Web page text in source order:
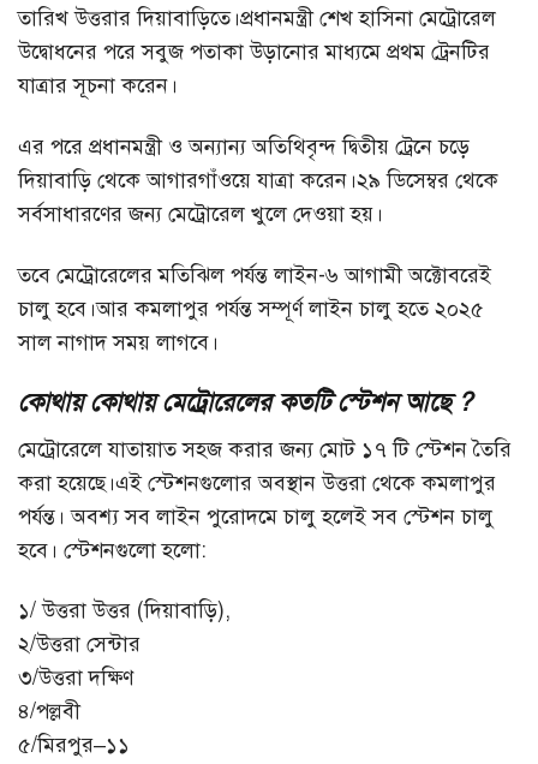
তারিখ উত্তরার দিয়াবাড়িতে।প্রধানমন্ত্রী শেখ হাসিনা মেট্রোরেল
উদ্বোধনের পরে সবুজ পতাকা উড়ানোর মাধ্যমে প্রথম ট্রেনটির
যাত্রার সূচনা করেন।
এর পরে প্রধানমন্ত্রী ও অন্যান্য অতিথিবৃন্দ দ্বিতীয় ট্রেনে চড়ে
দিয়াবাড়ি থেকে আগারগাঁওয়ে যাত্রা করেন।২৯ ডিসেম্বর থেকে
সর্বসাধারণের জন্য মেট্রোরেল খুলে দেওয়া হয়।
তবে মেট্রোরেলের মতিঝিল পর্যন্ত লাইন-৬ আগামী অক্টোবরেই
চালু হবে।আর কমলাপুর পর্যন্ত সম্পূর্ণ লাইন চালু হতে ২০২৫
সাল নাগাদ সময় লাগবে।
কোথায় কোথায় মেট্রোরেলের কতটি স্টেশন আছে ?
মেট্রোরেলে যাতায়াত সহজ করার জন্য মোট ১৭ টি স্টেশন তৈরি
করা হয়েছে।এই স্টেশনগুলোর অবস্থান উত্তরা থেকে কমলাপুর
পর্যন্ত। অবশ্য সব লাইন পুরোদমে চালু হলেই সব স্টেশন চালু
হবে। স্টেশনগুলো হলো:
১/ উত্তরা উত্তর (দিয়াবাড়ি),
২/উত্তরা সেন্টার
৩/উত্তরা দক্ষিণ
৪/পল্লবী
৫/মিরপুর–১১